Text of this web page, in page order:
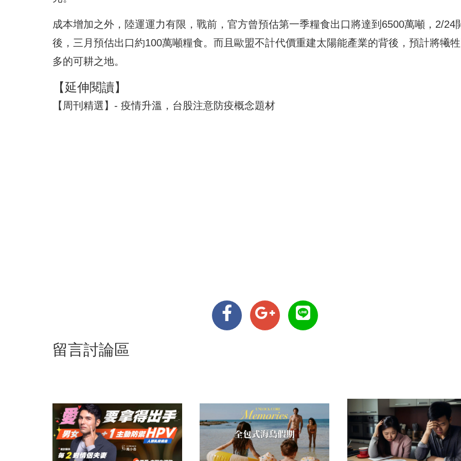
成本增加之外，陸運運力有限，戰前，官方曾預估第一季糧食出口將達到6500萬噸，2/24
後，三月預估出口約100萬噸糧食。而且歐盟不計代價重建太陽能產業的背後，預計將犧
多的可耕之地。
【延伸閱讀】
【周刊精選】- 疫情升溫，台股注意防疫概念題材
留言討論區